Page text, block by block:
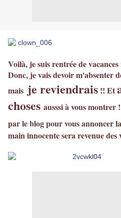
Voilà, je suis rentrée de vacances
Donc, je vais devoir m'absenter
mais je reviendrais !! Et
choses ausssi à vous
par le blog pour vous annoncer la
main innocente sera revenue des